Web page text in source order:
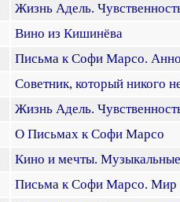
Жизнь Адель.
Вино из Кишинёва
Письма к Софи Марсо.
Советник, который никого
Жизнь Адель.
О Письмах к Софи Марсо
Кино и мечты.
Письма к Софи Марсо. Мир